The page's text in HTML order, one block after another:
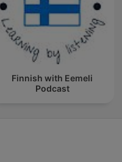
Finnish with Eemeli
Podcast